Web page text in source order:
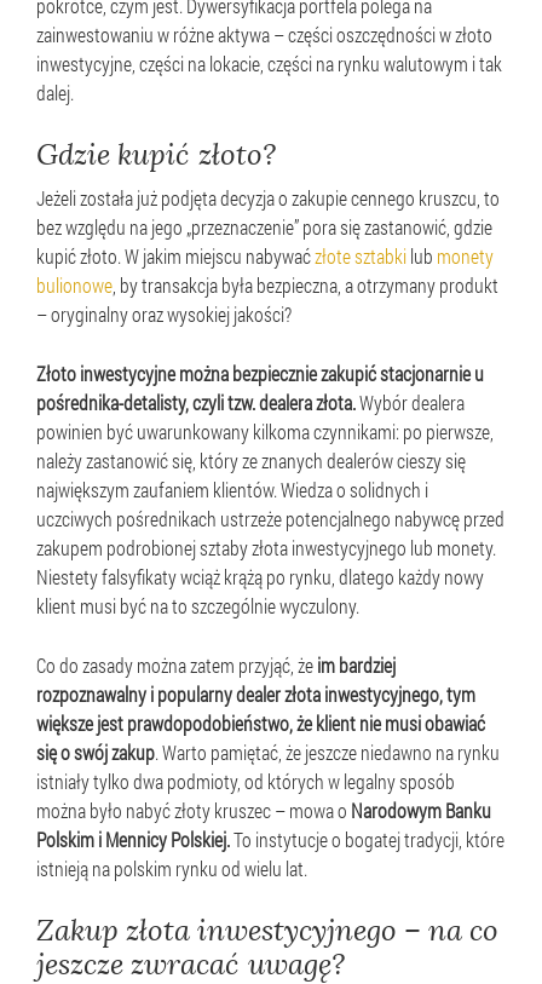
pokrótce, czym jest. Dywersyfikacja portfela polega na
zainwestowaniu w różne aktywa – części oszczędności w złoto
inwestycyjne, części na lokacie, części na rynku walutowym i tak
dalej.
Gdzie kupić złoto?
Jeżeli została już podjęta decyzja o zakupie cennego kruszcu, to
bez względu na jego „przeznaczenie” pora się zastanowić, gdzie
kupić złoto. W jakim miejscu nabywaćzłote sztabkilub monety
bulionowe , by transakcja była bezpieczna, a otrzymany produkt
– oryginalny oraz wysokiej jakości?
Złoto inwestycyjne można bezpiecznie zakupić stacjonarnie u
pośrednika-detalisty, czyli tzw. dealera złota.Wybór dealera
powinien być uwarunkowany kilkoma czynnikami: po pierwsze,
należy zastanowić się, który ze znanych dealerów cieszy się
największym zaufaniem klientów. Wiedza o solidnych i
uczciwych pośrednikach ustrzeże potencjalnego nabywcę przed
zakupem podrobionej sztaby złota inwestycyjnego lub monety.
Niestety falsyfikaty wciąż krążą po rynku, dlatego każdy nowy
klient musi być na to szczególnie wyczulony.
Co do zasady można zatem przyjąć, żeim bardziej
rozpoznawalny i popularny dealer złota inwestycyjnego, tym
większe jest prawdopodobieństwo, że klient nie musi obawiać
się o swój zakup. Warto pamiętać, że jeszcze niedawno na rynku
istniały tylko dwa podmioty, od których w legalny sposób
można było nabyć złoty kruszec – mowa o Narodowym Banku
Polskim i Mennicy Polskiej.To instytucje o bogatej tradycji, które
istnieją na polskim rynku od wielu lat.
Zakup złota inwestycyjnego – na co
jeszcze zwracać uwagę?